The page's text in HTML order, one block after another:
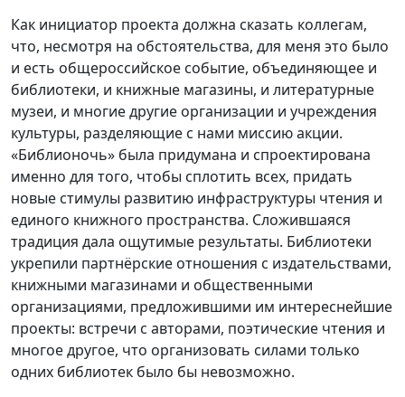
Как инициатор проекта должна сказать коллегам,
что, несмотря на обстоятельства, для меня это было
и есть общероссийское событие, объединяющее и
библиотеки, и книжные магазины, и литературные
музеи, и многие другие организации и учреждения
культуры, разделяющие с нами миссию акции.
«Библионочь» была придумана и спроектирована
именно для того, чтобы сплотить всех, придать
новые стимулы развитию инфраструктуры чтения и
единого книжного пространства. Сложившаяся
традиция дала ощутимые результаты. Библиотеки
укрепили партнёрские отношения с издательствами,
книжными магазинами и общественными
организациями, предложившими им интереснейшие
проекты: встречи с авторами, поэтические чтения и
многое другое, что организовать силами только
одних библиотек было бы невозможно.